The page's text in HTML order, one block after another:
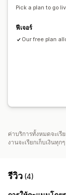
Pick a plan to go
ฟีเจอร์
Our free plan
ค่าบริการทั้งหมดจะเรี
งานจะเรียกเก็บเงินทุก
รีวิว (4)